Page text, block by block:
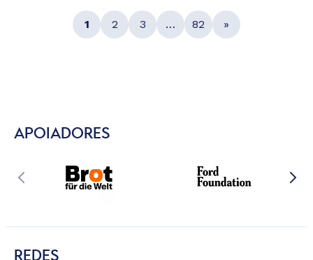
1 2 3 … 82 »
APOIADORES
REDES